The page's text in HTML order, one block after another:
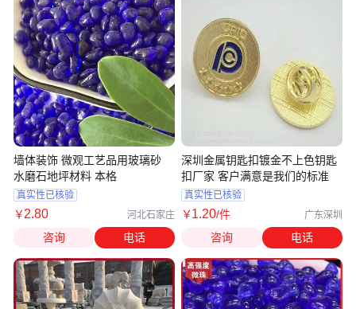
墙体装饰 微观工艺品用玻璃砂
水磨石地坪材料 本格
真实性已核验
￥2.80 河北石家庄
咨询 电话
深圳金属钥匙扣镀金不上色钥匙
扣厂家 客户满意是我们的标准
真实性已核验
￥1.20/件 广东深圳
咨询 电话